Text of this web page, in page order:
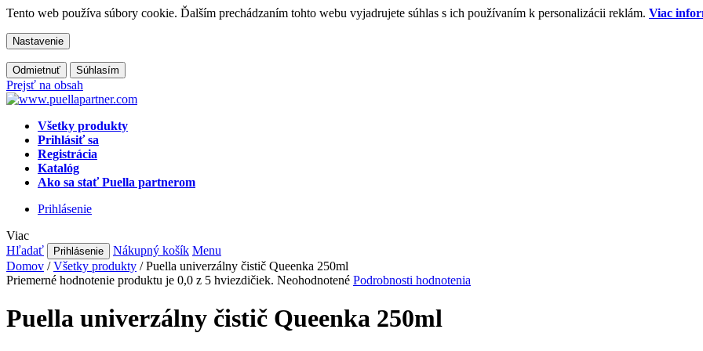
Tento web používa súbory cookie. Ďalším prechádzaním tohto webu vyjadrujete súhlas s ich používaním k personalizácii reklám. Viac
Nastavenie
Odmietnuť Súhlasím
Prejsť na obsah
Všetky produkty
Prihlásiť sa
Registrácia
Katalóg
Ako sa stať Puella partnerom
Prihlásenie
Viac
Hľadať
Prihlásenie Nákupný košík Menu
Domov / Všetky produkty / Puella univerzálny čistič Queenka 250ml
Priemerné hodnotenie produktu je 0,0 z 5 hviezdičiek. Neohodnotené Podrobnosti hodnotenia
Puella univerzálny čistič Queenka 250ml